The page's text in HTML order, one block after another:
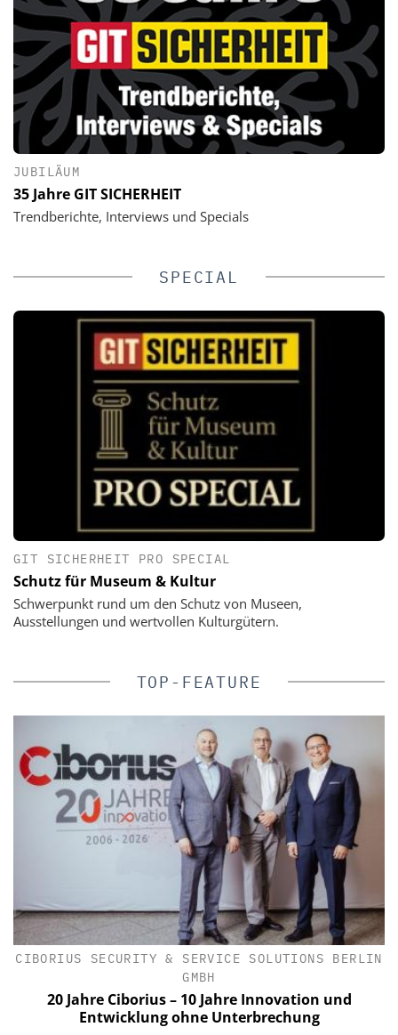
JUBILÄUM
35 Jahre GIT SICHERHEIT
Trendberichte, Interviews und Specials
SPECIAL
GIT SICHERHEIT PRO SPECIAL
Schutz für Museum & Kultur
Schwerpunkt rund um den Schutz von Museen,
Ausstellungen und wertvollen Kulturgütern.
TOP-FEATURE
CIBORIUS SECURITY & SERVICE SOLUTIONS BERLIN
GMBH
20 Jahre Ciborius – 10 Jahre Innovation und
Entwicklung ohne Unterbrechung